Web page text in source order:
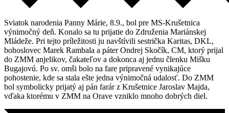
Sviatok narodenia Panny Márie, 8.9., bol pre MS-Krušetnica
výnimočný deň. Konalo sa tu prijatie do Združenia Mariánskej
Mládeže. Pri tejto príležitosti ju navštívili sestrička Karitas, DKL,
bohoslovec Marek Rambala a páter Ondrej Skočík, CM, ktorý prijal
do ZMM anjelikov, čakateľov a dokonca aj jednu členku Mišku
Bugajovú. Po sv. omši bolo na fare pripravené vynikajúce
pohostenie, kde sa stala ešte jedna výnimočná udalosť. Do ZMM
bol symbolicky prijatý aj pán farár z Krušetnice Jaroslav Majda,
vďaka ktorému v ZMM na Orave vzniklo mnoho dobrých diel.